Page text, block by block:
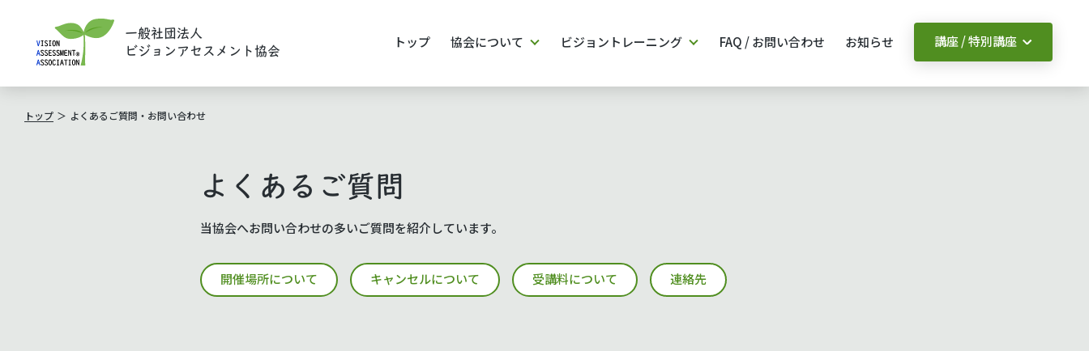
一般社団法人
ビジョンアセスメント協会
トップ 協会について ビジョントレーニング FAQ / お問い合わせ お知らせ 講座 / 特別講座
トップ よくあるご質問・お問い合わせ
よくあるご質問
当協会へお問い合わせの多いご質問を紹介しています。
開催場所について キャンセルについて 受講料について 連絡先